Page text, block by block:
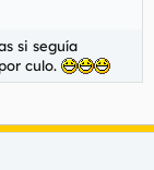
si seguía
culo.